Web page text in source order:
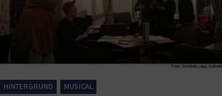
HINTERGRUND MUSICAL